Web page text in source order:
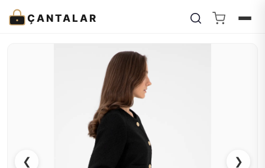
ÇANTALAR
❮ ❯